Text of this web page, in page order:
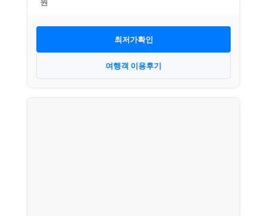
최저가확인
여행객 이용후기